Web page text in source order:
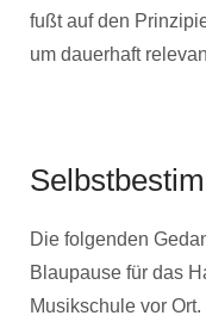
fußt auf den
um dauerhaft
Die folgenden
Blaupause für das
Musikschule vor